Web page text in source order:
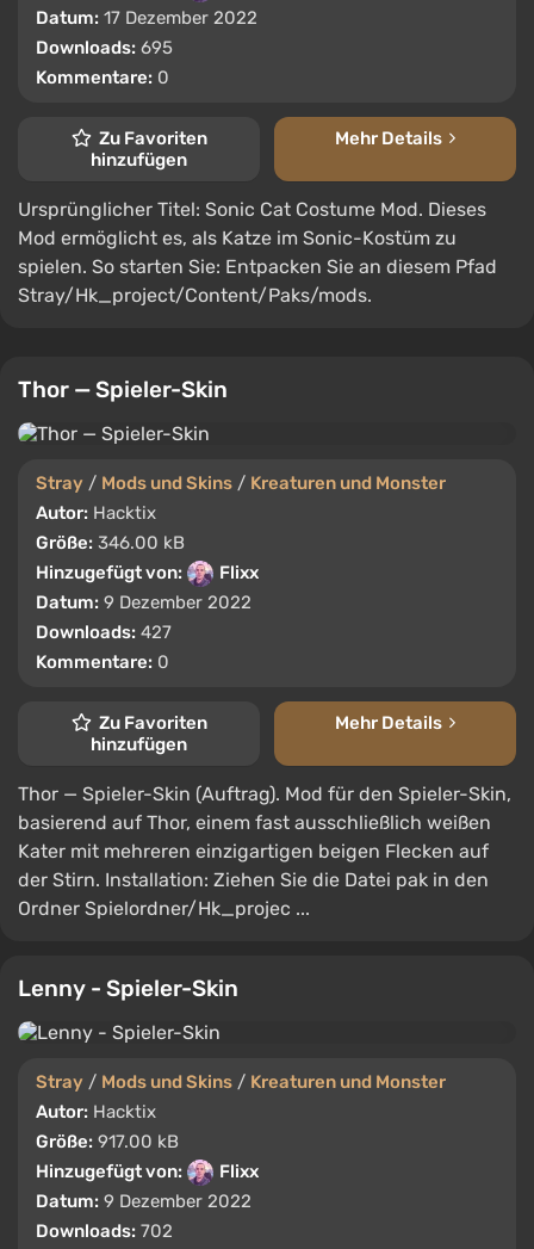
Datum: 17 Dezember 2022
Downloads: 695
Kommentare: 0
Zu Favoriten
hinzufügen
Mehr Details
Ursprünglicher Titel: Sonic Cat Costume Mod. Dieses
Mod ermöglicht es, als Katze im Sonic-Kostüm zu
spielen. So starten Sie: Entpacken Sie an diesem Pfad
Stray/Hk_project/Content/Paks/mods.
Thor — Spieler-Skin
Stray / Mods und Skins / Kreaturen und Monster
Autor: Hacktix
Größe: 346.00 kB
Hinzugefügt von:
Flixx
Datum: 9 Dezember 2022
Downloads: 427
Kommentare: 0
Zu Favoriten
hinzufügen
Mehr Details
Thor — Spieler-Skin (Auftrag). Mod für den Spieler-Skin,
basierend auf Thor, einem fast ausschließlich weißen
Kater mit mehreren einzigartigen beigen Flecken auf
der Stirn. Installation: Ziehen Sie die Datei pak in den
Ordner Spielordner/Hk_projec ...
Lenny - Spieler-Skin
Stray / Mods und Skins / Kreaturen und Monster
Autor: Hacktix
Größe: 917.00 kB
Hinzugefügt von:
Flixx
Datum: 9 Dezember 2022
Downloads: 702